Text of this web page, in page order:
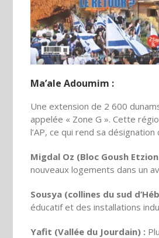
Ma’ale Adoumim :
Une extension de 2 600
appelée « Zone G ». Cette
l’AP, ce qui rend sa
Migdal Oz (Bloc Goush
nouveaux logements dans un
Sousya (collines du sud
éducatif et des installations
Yafit (Vallée du Jourdain) :